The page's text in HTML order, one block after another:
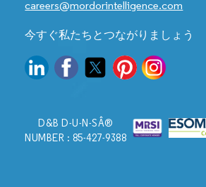
careers@mordorintelligence.com
今すぐ私たちとつながりましょう
D&B D-U-N-SÂ®
NUMBER : 85-427-9388